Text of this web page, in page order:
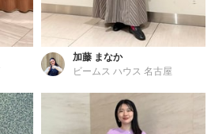
加藤 まなか
ビームス ハウス 名古屋